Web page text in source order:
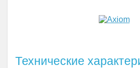
Технические